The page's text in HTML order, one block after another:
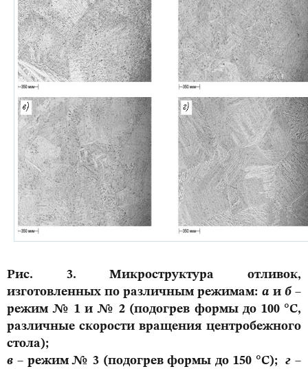
Рис. 3. Микроструктура отливок,
изготовленных по различным режимам: а и б–
режим № 1 и № 2 (подогрев формы до 100 °С,
различные скорости вращения центробежного
стола);
в – режим № 3 (подогрев формы до 150 °С);г –